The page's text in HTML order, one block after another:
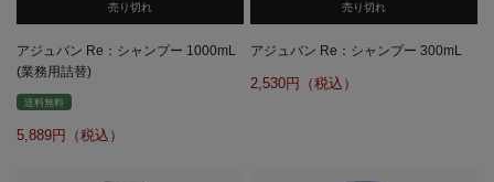
売り切れ
アジュバン Re：シャンプー 1000mL
(業務用詰替)
送料無料
5,889
売り切れ
アジュバン Re：シャンプー 300mL
2,530